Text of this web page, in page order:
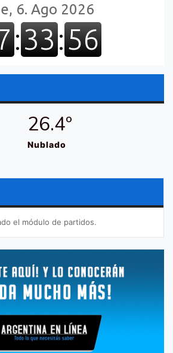
26.4º
Nublado
el módulo de partidos.